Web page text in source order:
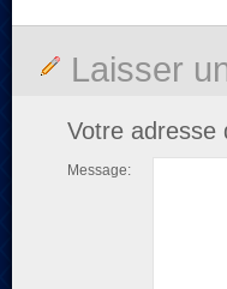
Laisser
Votre adresse
Message: